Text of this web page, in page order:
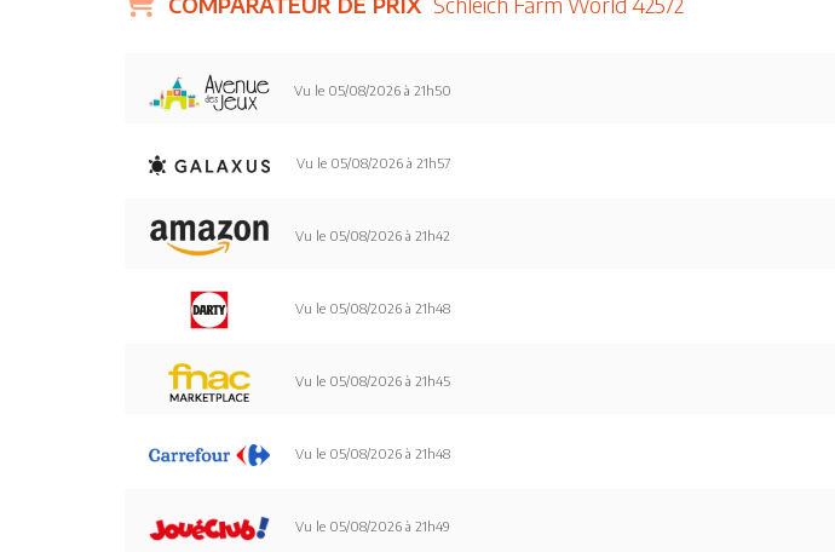
Vu le 05/08/2026 à 21h50
Vu le 05/08/2026 à 21h57
Vu le 05/08/2026 à 21h42
Vu le 05/08/2026 à 21h48
Vu le 05/08/2026 à 21h45
Vu le 05/08/2026 à 21h48
Vu le 05/08/2026 à 21h49